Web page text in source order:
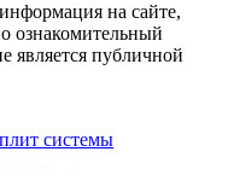
на сайте,
ознакомительный
является публичной
системы